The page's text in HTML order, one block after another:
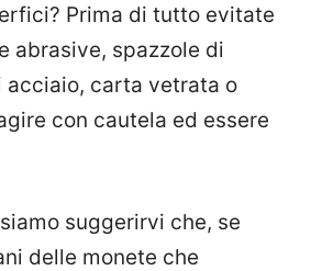
Prima di tutto evitate
abrasive, spazzole di
acciaio, carta vetrata o
con cautela ed essere
suggerirvi che, se
delle monete che